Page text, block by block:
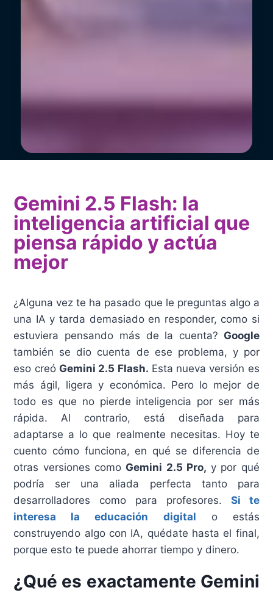
Gemini 2.5 Flash: la
inteligencia artificial que
piensa rápido y actúa
mejor
¿Alguna vez te ha pasado que le preguntas algo a
una IA y tarda demasiado en responder, como si
estuviera pensando más de la cuenta? Google
también se dio cuenta de ese problema, y por
eso creó Gemini 2.5 Flash. Esta nueva versión es
más ágil, ligera y económica. Pero lo mejor de
todo es que no pierde inteligencia por ser más
rápida. Al contrario, está diseñada para
adaptarse a lo que realmente necesitas. Hoy te
cuento cómo funciona, en qué se diferencia de
otras versiones como Gemini 2.5 Pro, y por qué
podría ser una aliada perfecta tanto para
desarrolladores como para profesores. Si te
interesa la educación digital o estás
construyendo algo con IA, quédate hasta el final,
porque esto te puede ahorrar tiempo y dinero.
¿Qué es exactamente Gemini